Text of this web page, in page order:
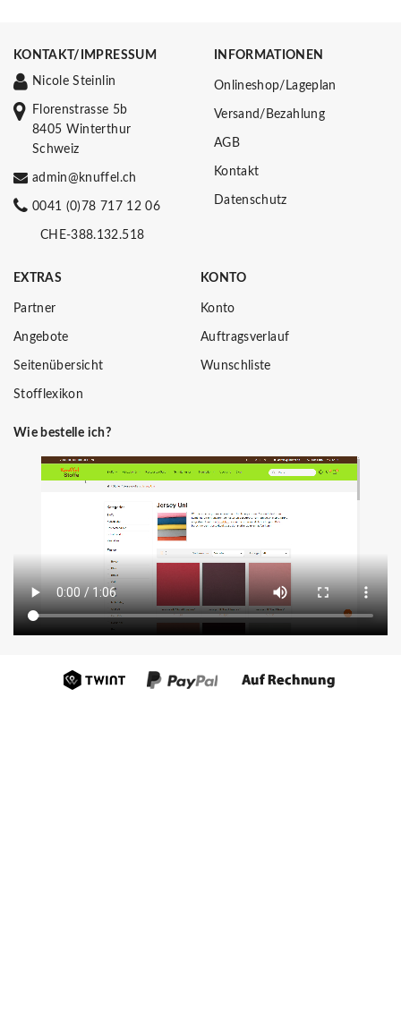
KONTAKT/IMPRESSUM
Nicole Steinlin
Florenstrasse 5b
8405 Winterthur
Schweiz
admin@knuffel.ch
0041 (0)78 717 12 06
CHE-388.132.518
INFORMATIONEN
Onlineshop/Lageplan
Versand/Bezahlung
AGB
Kontakt
Datenschutz
EXTRAS
Partner
Angebote
Seitenübersicht
Stofflexikon
KONTO
Konto
Auftragsverlauf
Wunschliste
Wie bestelle ich?